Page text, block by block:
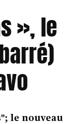
», le
le nouveau